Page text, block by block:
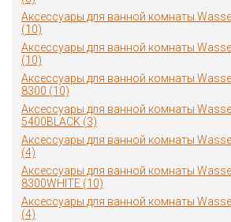
Аксессуары для ванной комнаты
(10)
Аксессуары для ванной комнаты
(10)
Аксессуары для ванной комнаты
8300 (10)
Аксессуары для ванной комнаты
5400BLACK (3)
Аксессуары для ванной комнаты
(4)
Аксессуары для ванной комнаты
8300WHITE (10)
Аксессуары для ванной комнаты
(4)